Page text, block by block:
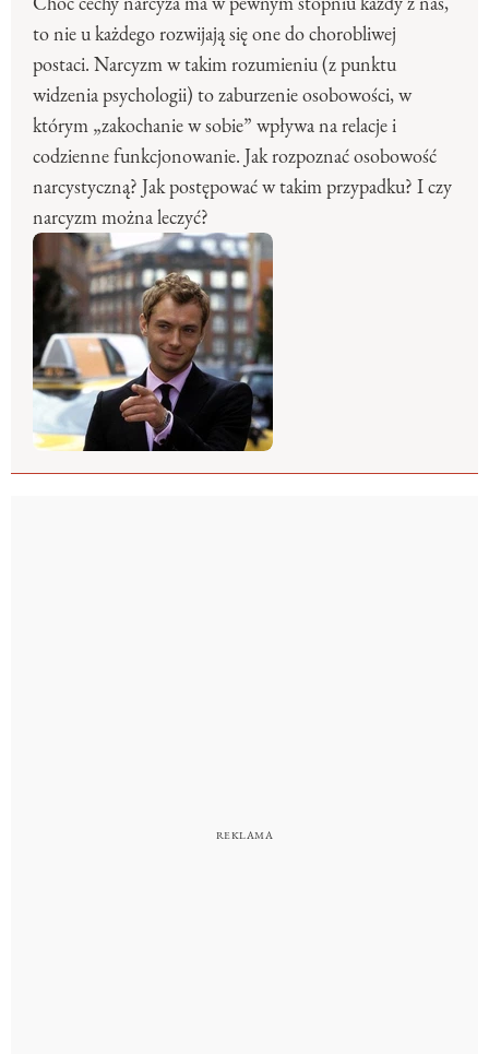
to nie u każdego rozwijają się one do chorobliwej
postaci. Narcyzm w takim rozumieniu (z punktu
widzenia psychologii) to zaburzenie osobowości, w
którym „zakochanie w sobie” wpływa na relacje i
codzienne funkcjonowanie. Jak rozpoznać osobowość
narcystyczną? Jak postępować w takim przypadku? I czy
narcyzm można leczyć?